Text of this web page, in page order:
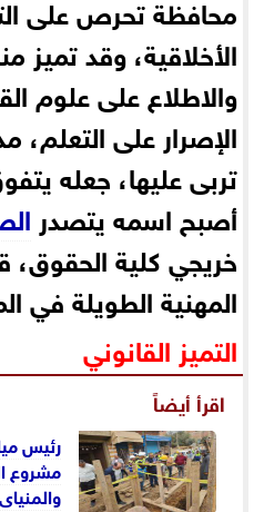
محافظة تحرص على
الأخلاقية، وقد تميز
والاطلاع على علوم
الإصرار على التعلم،
تربى عليها، جعله
أصبح اسمه يتصدر
خريجي كلية الحقوق،
المهنية الطويلة في
التميز القانوني
اقرأ أيضاً
رئيس
مشروع
والمنياى